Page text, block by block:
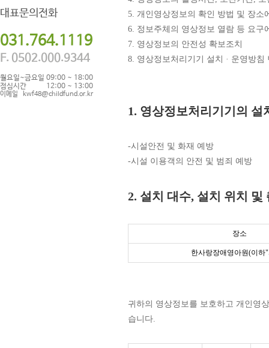
대표문의전화
031.764.1119
F. 0502.000.9344
월요일~금요일
점심시간
09:00 ~ 18:00
12:00 ~ 13:00
이메일 kwf48@childfund.or.kr
5. 개인영상정보의 확인 방법 및 장소
6. 정보주체의 영상정보 열람 등 요구
7. 영상정보의 안전성 확보조치
8. 영상정보처리기기 설치 · 운영방침
1. 영상정보처리기기의 설
-시설안전 및 화재 예방
-시설 이용객의 안전 및 범죄 예방
2. 설치 대수, 설치 위치 및
장소
한사랑장애영아원(이하
귀하의 영상정보를 보호하고 개인영
습니다.